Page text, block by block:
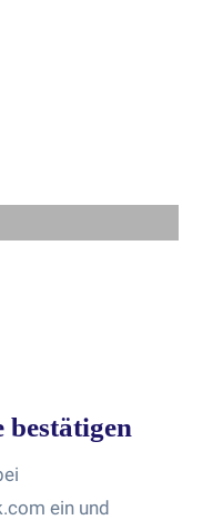
ein und